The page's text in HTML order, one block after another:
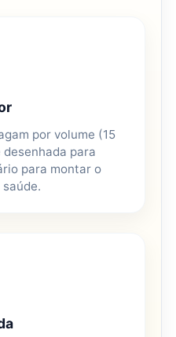
por volume (15
para
para montar o